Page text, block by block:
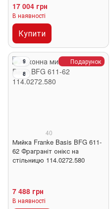
17 004 грн
В наявності
Купити
Подарунок
9
8
40
Мийка Franke Basis BFG 611-
62 Фраграніт онікс на
стільницю 114.0272.580
7 488 грн
В наявності